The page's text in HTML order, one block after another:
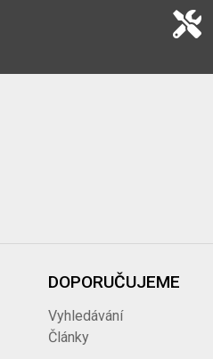
DOPORUČUJEME
Vyhledávání
Články